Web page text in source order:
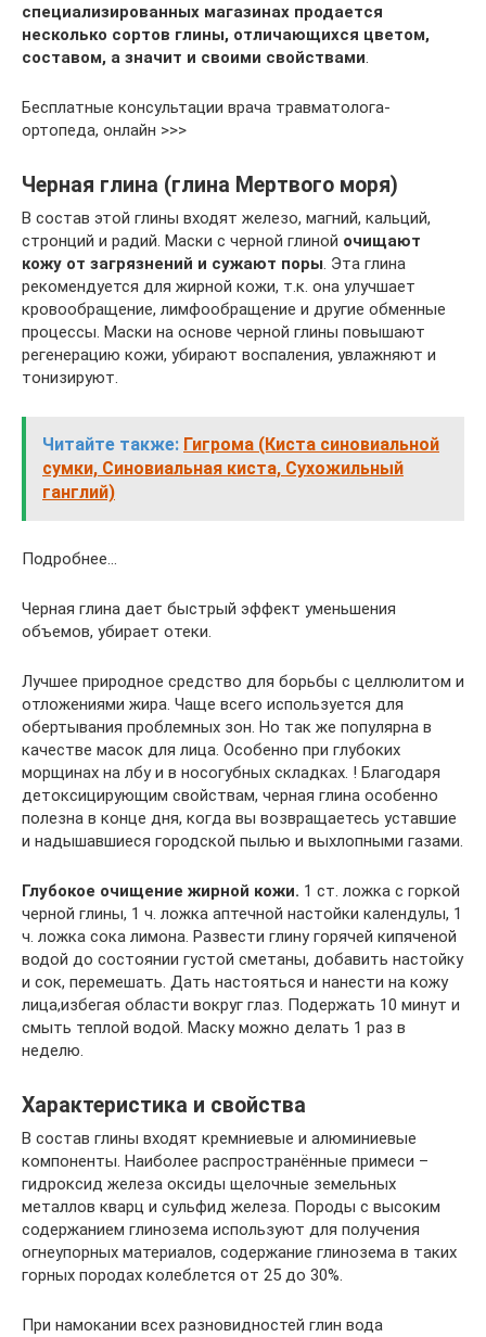
специализированных магазинах продается
несколько сортов глины, отличающихся цветом,
составом, а значит и своими свойствами.
Бесплатные консультации врача травматолога-
ортопеда, онлайн >>>
Черная глина (глина Мертвого моря)
В состав этой глины входят железо, магний, кальций,
стронций и радий. Маски с черной глиной очищают
кожу от загрязнений и сужают поры. Эта глина
рекомендуется для жирной кожи, т.к. она улучшает
кровообращение, лимфообращение и другие обменные
процессы. Маски на основе черной глины повышают
регенерацию кожи, убирают воспаления, увлажняют и
тонизируют.
Читайте также: Гигрома (Киста синовиальной
сумки, Синовиальная киста, Сухожильный
ганглий)
Подробнее…
Черная глина дает быстрый эффект уменьшения
объемов, убирает отеки.
Лучшее природное средство для борьбы с целлюлитом и
отложениями жира. Чаще всего используется для
обертывания проблемных зон. Но так же популярна в
качестве масок для лица. Особенно при глубоких
морщинах на лбу и в носогубных складках. ! Благодаря
детоксицирующим свойствам, черная глина особенно
полезна в конце дня, когда вы возвращаетесь уставшие
и надышавшиеся городской пылью и выхлопными газами.
Глубокое очищение жирной кожи. 1 ст. ложка с горкой
черной глины, 1 ч. ложка аптечной настойки календулы, 1
ч. ложка сока лимона. Развести глину горячей кипяченой
водой до состоянии густой сметаны, добавить настойку
и сок, перемешать. Дать настояться и нанести на кожу
лица,избегая области вокруг глаз. Подержать 10 минут и
смыть теплой водой. Маску можно делать 1 раз в
неделю.
Характеристика и свойства
В состав глины входят кремниевые и алюминиевые
компоненты. Наиболее распространённые примеси –
гидроксид железа оксиды щелочные земельных
металлов кварц и сульфид железа. Породы с высоким
содержанием глинозема используют для получения
огнеупорных материалов, содержание глинозема в таких
горных породах колеблется от 25 до 30%.
При намокании всех разновидностей глин вода